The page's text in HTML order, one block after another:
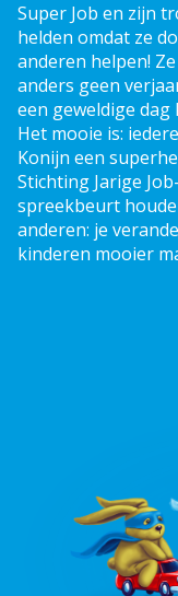
Super Job en zijn
helden omdat ze
anderen helpen!
anders geen
een geweldige dag
Het mooie is:
Konijn een
Stichting Jarige
spreekbeurt
anderen: je
kinderen mooier